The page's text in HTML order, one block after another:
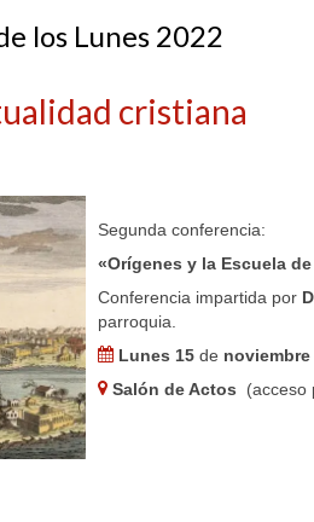
los Lunes 2022
cristiana
Segunda conferencia:
«Orígenes y la Escuela
Conferencia impartida por
parroquia.
Lunes 15 de
Salón de Actos (acceso